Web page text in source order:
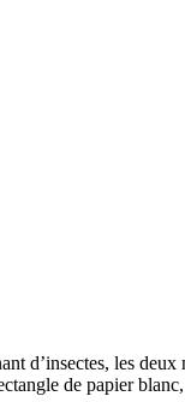
d’insectes, les
de papier